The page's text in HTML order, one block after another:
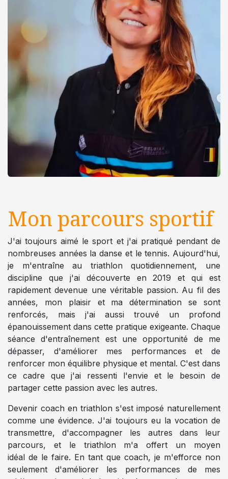
Mon parcours sportif
J'ai toujours aimé le sport et j'ai pratiqué pendant de
nombreuses années la danse et le tennis. Aujourd'hui,
je m'entraîne au triathlon quotidiennement, une
discipline que j'ai découverte en 2019 et qui est
rapidement devenue une véritable passion. Au fil des
années, mon plaisir et ma détermination se sont
renforcés, mais j'ai aussi trouvé un profond
épanouissement dans cette pratique exigeante. Chaque
séance d'entraînement est une opportunité de me
dépasser, d'améliorer mes performances et de
renforcer mon équilibre physique et mental. C'est dans
ce cadre que j'ai ressenti l'envie et le besoin de
partager cette passion avec les autres.
Devenir coach en triathlon s'est imposé naturellement
comme une évidence. J'ai toujours eu la vocation de
transmettre, d'accompagner les autres dans leur
parcours, et le triathlon m'a offert un moyen
idéal de le faire. En tant que coach, je m'efforce non
seulement d'améliorer les performances de mes